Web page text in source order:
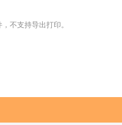
不支持导出打印。